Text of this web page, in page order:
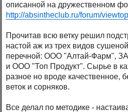
описанной на дружественном
http://absintheclub.ru/forum/
Прочитав всю ветку решил
настой аж из трех видов
перечной: ООО "Алтай-Фарм",
и ООО "Топ Продукт". Сырье в
разное но вроде качественное,
веток и сорняков.
Все делал по методике -